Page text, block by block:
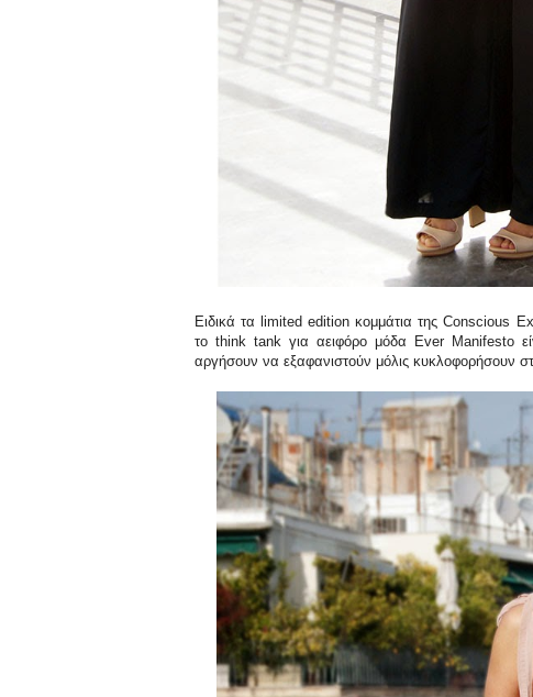
Ειδικά τα limited edition κομμάτια της Conscious
το think tank για αειφόρο μόδα Ever Manifesto
αργήσουν να εξαφανιστούν μόλις κυκλοφορήσουν